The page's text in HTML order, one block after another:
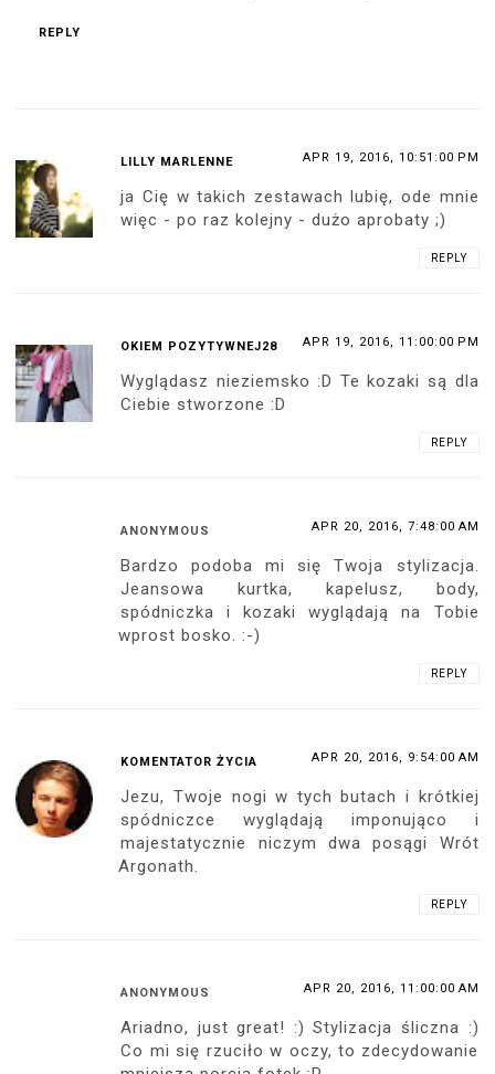
REPLY
LILLY MARLENNE APR 19, 2016, 10:51:00 PM
ja Cię w takich zestawach lubię, ode mnie
więc - po raz kolejny - dużo aprobaty ;)
REPLY
OKIEM POZYTYWNEJ28 APR 19, 2016, 11:00:00 PM
Wyglądasz nieziemsko :D Te kozaki są dla
Ciebie stworzone :D
REPLY
ANONYMOUS APR 20, 2016, 7:48:00 AM
Bardzo podoba mi się Twoja stylizacja.
Jeansowa kurtka, kapelusz, body,
spódniczka i kozaki wyglądają na Tobie
wprost bosko. :-)
REPLY
KOMENTATOR ŻYCIA APR 20, 2016, 9:54:00 AM
Jezu, Twoje nogi w tych butach i krótkiej
spódniczce wyglądają imponująco i
majestatycznie niczym dwa posągi Wrót
Argonath.
REPLY
ANONYMOUS APR 20, 2016, 11:00:00 AM
Ariadno, just great! :) Stylizacja śliczna :)
Co mi się rzuciło w oczy, to zdecydowanie